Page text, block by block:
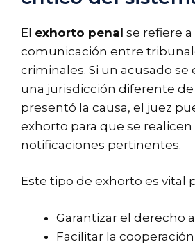
El exhorto penal se refiere a
comunicación entre
criminales. Si un acusado se
una jurisdicción diferente
presentó la causa, el juez
exhorto para que se realicen
notificaciones pertinentes.
Este tipo de exhorto es vital
Garantizar el derecho
Facilitar la